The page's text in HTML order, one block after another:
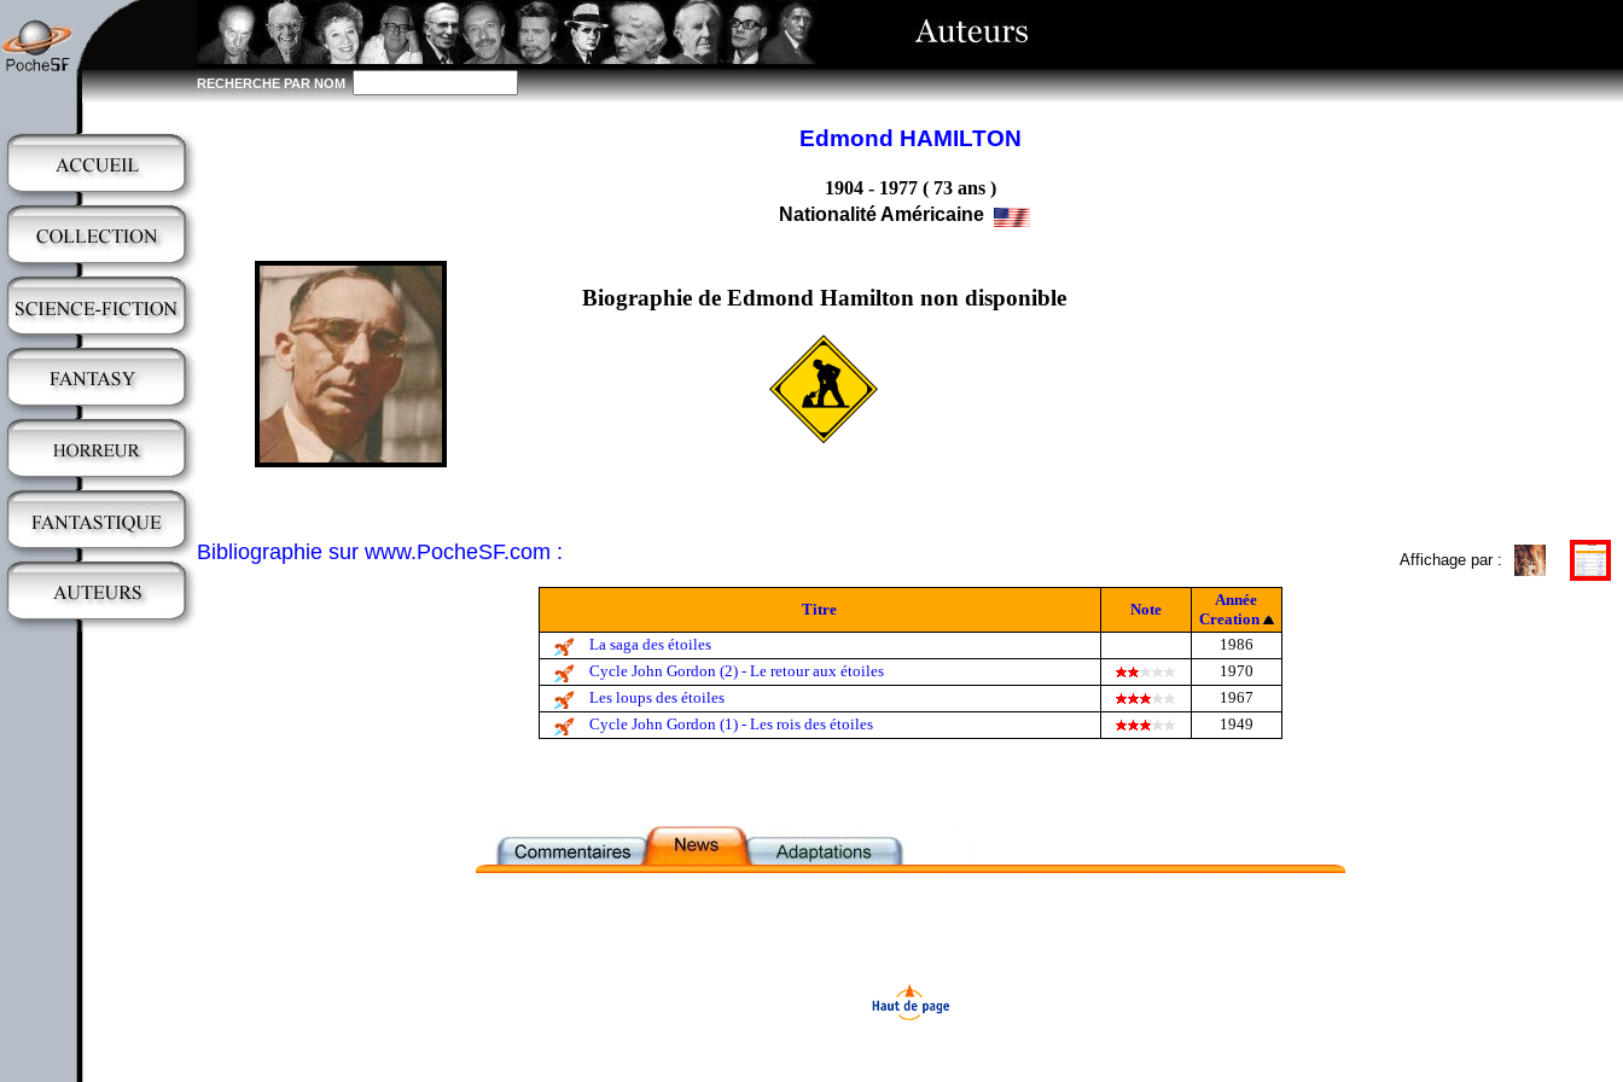
RECHERCHE PAR NOM
Edmond HAMILTON
1904 - 1977 ( 73 ans )
Nationalité Américaine
Biographie de Edmond Hamilton non disponible
Bibliographie sur www.PocheSF.com : Affichage par :
Titre Note
Année
Creation
La saga des étoiles
1986
Cycle John Gordon (2) - Le retour aux étoiles
1970
Les loups des étoiles
1967
Cycle John Gordon (1) - Les rois des étoiles
1949